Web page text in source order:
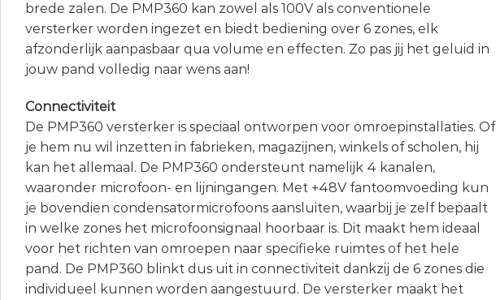
brede zalen. De PMP360 kan zowel als 100V als conventionele
versterker worden ingezet en biedt bediening over 6 zones, elk
afzonderlijk aanpasbaar qua volume en effecten. Zo pas jij het geluid in
jouw pand volledig naar wens aan!
Connectiviteit
De PMP360 versterker is speciaal ontworpen voor omroepinstallaties. Of
je hem nu wil inzetten in fabrieken, magazijnen, winkels of scholen, hij
kan het allemaal. De PMP360 ondersteunt namelijk 4 kanalen,
waaronder microfoon- en lijningangen. Met +48V fantoomvoeding kun
je bovendien condensatormicrofoons aansluiten, waarbij je zelf bepaalt
in welke zones het microfoonsignaal hoorbaar is. Dit maakt hem ideaal
voor het richten van omroepen naar specifieke ruimtes of het hele
pand. De PMP360 blinkt dus uit in connectiviteit dankzij de 6 zones die
individueel kunnen worden aangestuurd. De versterker maakt het